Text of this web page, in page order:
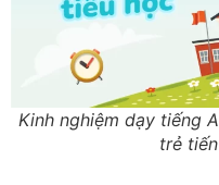
Kinh nghiệm dạy tiếng
trẻ